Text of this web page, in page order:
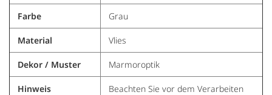
Farbe Grau
Material Vlies
Dekor / Muster Marmoroptik
Hinweis
Beachten Sie vor dem Verarbeiten